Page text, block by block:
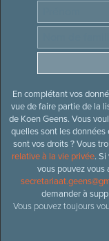
En complétant vos
vue de faire partie de la
de Koen Geens. Vous
quelles sont les
sont vos droits ? Vous
relative à la vie privée. Si
vous pouvez vous
demander à
Vous pouvez toujours